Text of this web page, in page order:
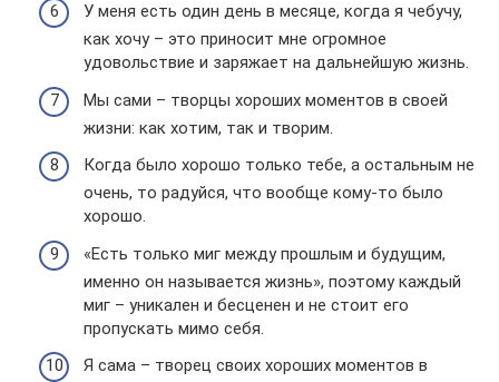
У меня есть один день в месяце, когда я чебучу,
как хочу – это приносит мне огромное
удовольствие и заряжает на дальнейшую жизнь.
Мы сами – творцы хороших моментов в своей
жизни: как хотим, так и творим.
Когда было хорошо только тебе, а остальным не
очень, то радуйся, что вообще кому-то было
хорошо.
«Есть только миг между прошлым и будущим,
именно он называется жизнь», поэтому каждый
миг – уникален и бесценен и не стоит его
пропускать мимо себя.
Я сама – творец своих хороших моментов в